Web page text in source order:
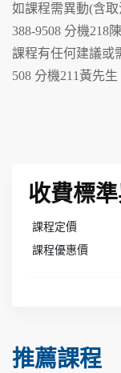
如課程需異動(含
388-9508 分機218
課程有任何建議或
508 分機211黃先生
收費標
課程定價
課程優惠價
推薦課程